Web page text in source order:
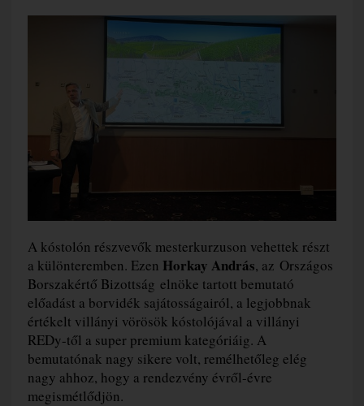
A kóstolón részvevők mesterkurzuson vehettek részt
a különteremben. Ezen Horkay András, az Országos
Borszakértő Bizottság elnöke tartott bemutató
előadást a borvidék sajátosságairól, a legjobbnak
értékelt villányi vörösök kóstolójával a villányi
REDy-től a super premium kategóriáig. A
bemutatónak nagy sikere volt, remélhetőleg elég
nagy ahhoz, hogy a rendezvény évről-évre
megismétlődjön.